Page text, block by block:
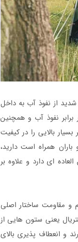
شدید از نفوذ آب به داخل
نفوذ آب و همچنین
بالایی را در کیفیت
همراه است دارید،
ای دارد و علاوه بر
و مقاومت ساختار اصلی
یعنی ستون هایی از
و انعطاف پذیری بالای